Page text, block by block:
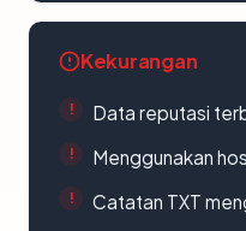
Kekurangan
Data reputasi
Menggunakan
Catatan TXT